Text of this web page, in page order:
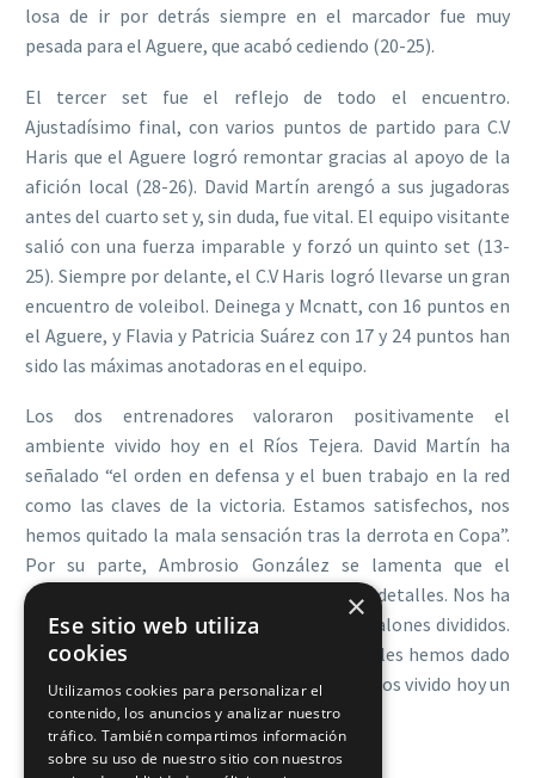
losa de ir por detrás siempre en el marcador fue muy
pesada para el Aguere, que acabó cediendo (20-25).
El tercer set fue el reflejo de todo el encuentro.
Ajustadísimo final, con varios puntos de partido para C.V
Haris que el Aguere logró remontar gracias al apoyo de la
afición local (28-26). David Martín arengó a sus jugadoras
antes del cuarto set y, sin duda, fue vital. El equipo visitante
salió con una fuerza imparable y forzó un quinto set (13-
25). Siempre por delante, el C.V Haris logró llevarse un gran
encuentro de voleibol. Deinega y Mcnatt, con 16 puntos en
el Aguere, y Flavia y Patricia Suárez con 17 y 24 puntos han
sido las máximas anotadoras en el equipo.
Los dos entrenadores valoraron positivamente el
ambiente vivido hoy en el Ríos Tejera. David Martín ha
señalado “el orden en defensa y el buen trabajo en la red
como las claves de la victoria. Estamos satisfechos, nos
hemos quitado la mala sensación tras la derrota en Copa”.
Por su parte, Ambrosio González se lamenta que el
encuentro se haya decidido “por pequeños detalles. Nos ha
faltado contundencia en la red en varios balones divididos.
Hemos estado muy mal en el cuarto set y les hemos dado
fuerzas a ellos. Tienen un gran equipo, hemos vivido hoy un
gran encuentro”.
×
Ese sitio web utiliza
cookies
Utilizamos cookies para personalizar el
contenido, los anuncios y analizar nuestro
tráfico. También compartimos información
sobre su uso de nuestro sitio con nuestros